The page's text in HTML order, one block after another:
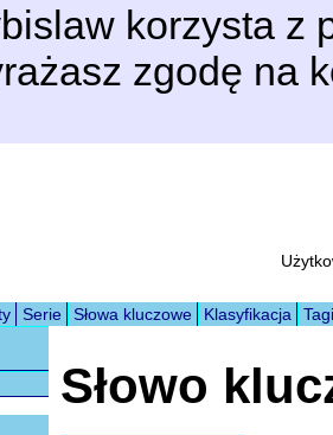
korzysta z
zgodę na
Serie Słowa kluczowe Klasyfikacja
Tagi
Słowo